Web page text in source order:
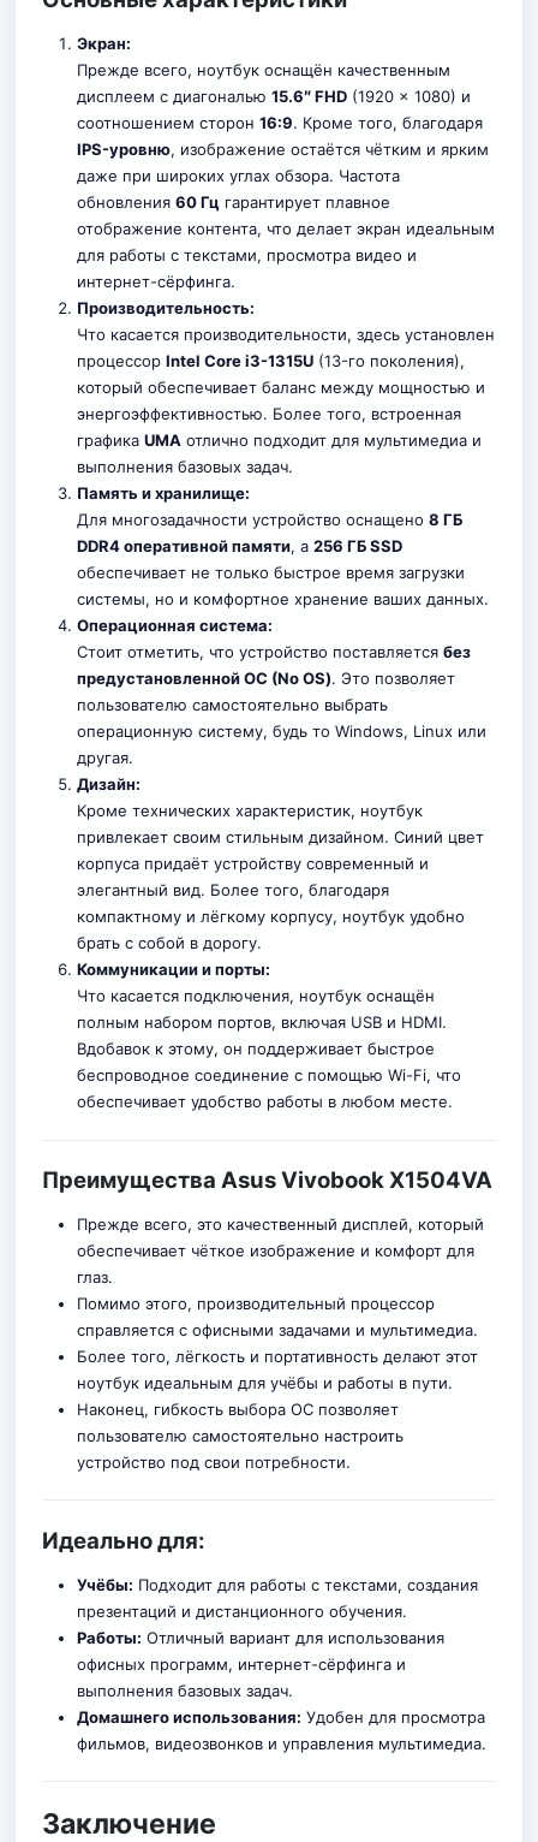
Экран:
Прежде всего, ноутбук оснащён качественным
дисплеем с диагональю15.6″ FHD (1920 x 1080) и
соотношением сторон16:9. Кроме того, благодаря
IPS-уровню, изображение остаётся чётким и ярким
даже при широких углах обзора. Частота
обновления60 Гц гарантирует плавное
отображение контента, что делает экран идеальным
для работы с текстами, просмотра видео и
интернет-сёрфинга.
Производительность:
Что касается производительности, здесь установлен
процессорIntel Core i3-1315U (13-го поколения),
который обеспечивает баланс между мощностью и
энергоэффективностью. Более того, встроенная
графикаUMA отлично подходит для мультимедиа и
выполнения базовых задач.
Память и хранилище:
Для многозадачности устройство оснащено8 ГБ
DDR4 оперативной памяти, а256 ГБ SSD
обеспечивает не только быстрое время загрузки
системы, но и комфортное хранение ваших данных.
Операционная система:
Стоит отметить, что устройство поставляетсябез
предустановленной ОС (No OS). Это позволяет
пользователю самостоятельно выбрать
операционную систему, будь то Windows, Linux или
другая.
Дизайн:
Кроме технических характеристик, ноутбук
привлекает своим стильным дизайном. Синий цвет
корпуса придаёт устройству современный и
элегантный вид. Более того, благодаря
компактному и лёгкому корпусу, ноутбук удобно
брать с собой в дорогу.
Коммуникации и порты:
Что касается подключения, ноутбук оснащён
полным набором портов, включая USB и HDMI.
Вдобавок к этому, он поддерживает быстрое
беспроводное соединение с помощью Wi-Fi, что
обеспечивает удобство работы в любом месте.
Преимущества Asus Vivobook X1504VA
Прежде всего, это качественный дисплей, который
обеспечивает чёткое изображение и комфорт для
глаз.
Помимо этого, производительный процессор
справляется с офисными задачами и мультимедиа.
Более того, лёгкость и портативность делают этот
ноутбук идеальным для учёбы и работы в пути.
Наконец, гибкость выбора ОС позволяет
пользователю самостоятельно настроить
устройство под свои потребности.
Идеально для:
Учёбы: Подходит для работы с текстами, создания
презентаций и дистанционного обучения.
Работы: Отличный вариант для использования
офисных программ, интернет-сёрфинга и
выполнения базовых задач.
Домашнего использования: Удобен для просмотра
фильмов, видеозвонков и управления мультимедиа.
Заключение